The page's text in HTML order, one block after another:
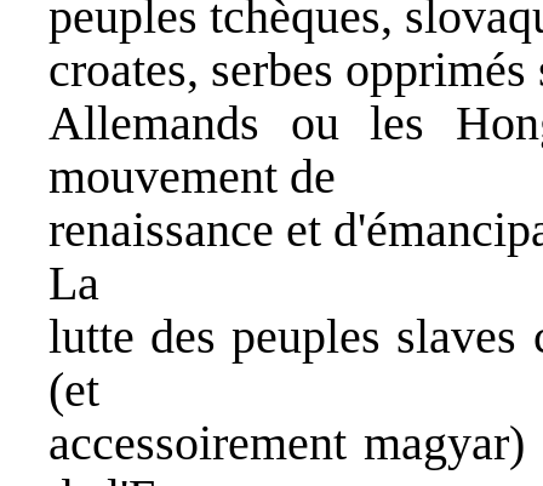
peuples tchèques,
croates, serbes
Allemands ou les
mouvement de
renaissance et
La
lutte des peuples
(et
accessoirement